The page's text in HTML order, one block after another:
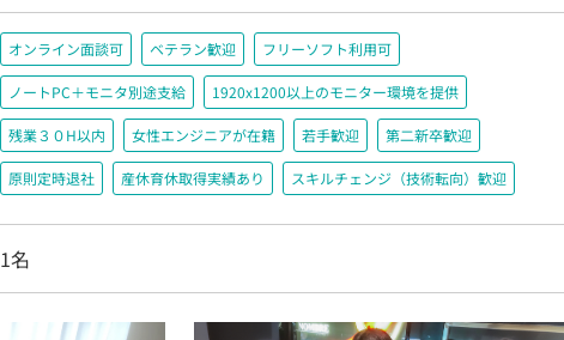
オンライン面談可 ベテラン歓迎 フリーソフト利用可
ノートPC＋モニタ別途支給 1920x1200以上のモニター環境を提供
残業３０H以内 女性エンジニアが在籍 若手歓迎 第二新卒歓迎
原則定時退社 産休育休取得実績あり スキルチェンジ（技術転向）歓迎
1名